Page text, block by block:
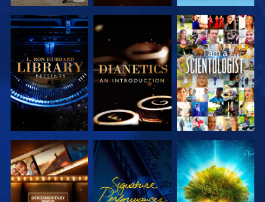
VERKEN DE
SERIE
VERKEN DE
SERIE
KIJK
VERKEN DE
SERIE
KIJK
VERKEN DE
SERIE